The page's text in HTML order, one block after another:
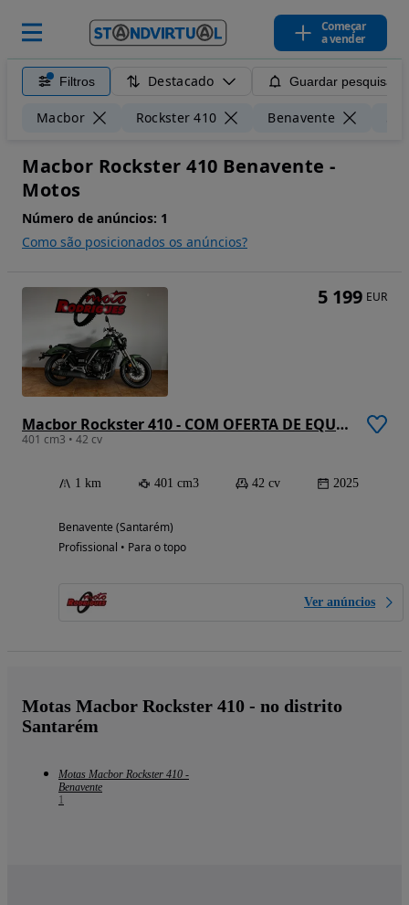
Começar
a vender
Filtros Destacado Guardar pesquisa
Macbor Rockster 410 Benavente
Macbor Rockster 410 Benavente -
Motos
Número de anúncios: 1
Como são posicionados os anúncios?
Macbor Rockster 410 - COM OFERTA DE EQUIPAMENTO
401 cm3 • 42 cv
1 km 401 cm3 42 cv 2025
Benavente (Santarém)
Profissional • Para o topo
Ver anúncios
5 199 EUR
Motas Macbor Rockster 410 - no distrito
Santarém
Motas Macbor Rockster 410 -
Benavente
1